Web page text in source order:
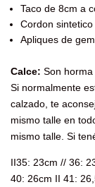
Taco de 8cm a
Cordon
Apliques de
Calce: Son horma
Si normalmente
calzado, te
mismo talle en
mismo talle. Si
II35: 23cm // 36:
40: 26cm II 41: